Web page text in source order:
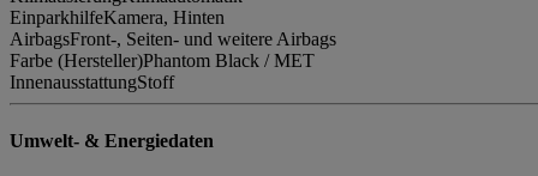
EinparkhilfeKamera, Hinten
AirbagsFront-, Seiten- und weitere Airbags
Farbe (Hersteller)Phantom Black / MET
InnenausstattungStoff
Umwelt- & Energiedaten